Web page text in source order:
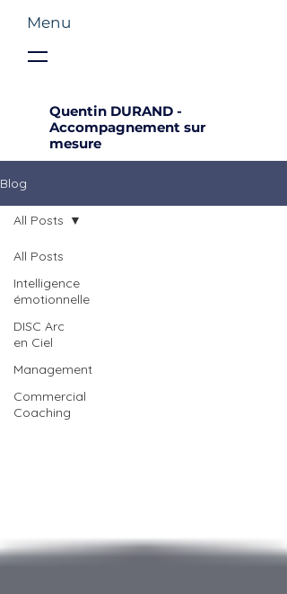
Quentin DURAND -
Accompagnement sur
mesure
Menu
Blog
All Posts
Intelligence
émotionnelle
DISC Arc
en Ciel
Management
Commercial
Coaching
All Posts